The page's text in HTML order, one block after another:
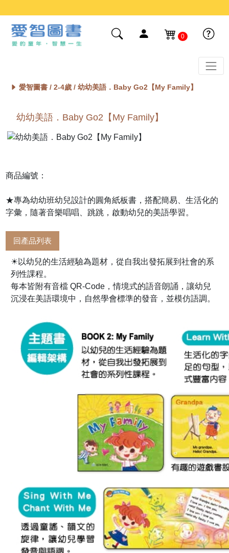
0
愛智圖書 / 2-4歲/ 幼幼美語．Baby Go2【My Family】
幼幼美語．Baby Go2【My Family】
商品編號：
★專為幼幼班幼兒設計的圓角紙板書，搭配簡易、生活化的
字彙，隨著音樂唱唱、跳跳，啟動幼兒的美語學習。
回產品列表
☀以幼兒的生活經驗為題材，從自我出發拓展到社會的系
列性課程。
每本皆附有音檔 QR-Code，情境式的語音朗誦，讓幼兒
沉浸在美語環境中，自然學會標準的發音，並模仿語調。